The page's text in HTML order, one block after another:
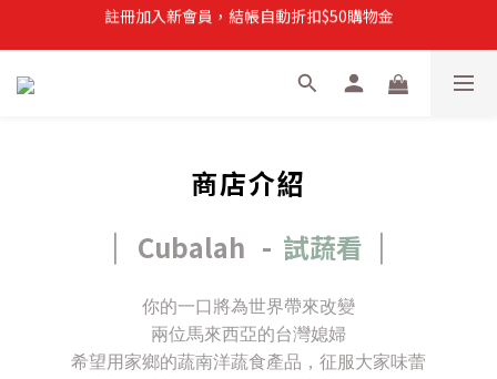
註冊加入新會員，結帳自動折扣$50購物金
註冊加入新會員，結帳自動折扣$50購物金
商店介紹
Cubalah - 試蔬看
你的一口將為世界帶來改變
兩位馬來西亞的台灣媳婦
希望用家鄉的蔬南洋蔬食產品，征服大家味蕾